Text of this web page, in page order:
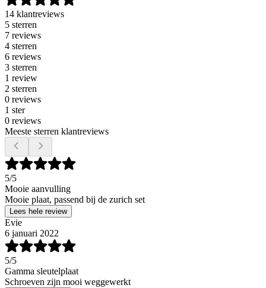
14 klantreviews
5 sterren
7 reviews
4 sterren
6 reviews
3 sterren
1 review
2 sterren
0 reviews
1 ster
0 reviews
Meeste sterren klantreviews
5/5
Mooie aanvulling
Mooie plaat, passend bij de zurich set
Lees hele review
Evie
6 januari 2022
5/5
Gamma sleutelplaat
Schroeven zijn mooi weggewerkt